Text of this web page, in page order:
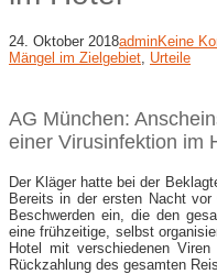
24. Oktober 2018adminKeine
Mängel im Zielgebiet Urteile
AG München:
einer Virusinfektion im
Der Kläger hatte bei der
Bereits in der ersten Nacht
Beschwerden ein, die den
eine frühzeitige, selbst
Hotel mit verschiedenen
Rückzahlung des gesamten